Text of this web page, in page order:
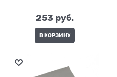
картонная, серебристая
253 руб.
В КОРЗИНУ